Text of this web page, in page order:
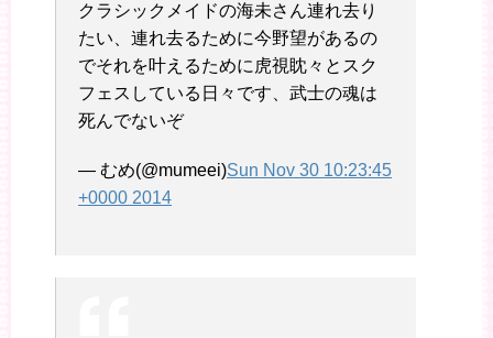
クラシックメイドの海未さん連れ去り
たい、連れ去るために今野望があるの
でそれを叶えるために虎視眈々とスク
フェスしている日々です、武士の魂は
死んでないぞ
— むめ(@mumeei)Sun Nov 30 10:23:45
+0000 2014